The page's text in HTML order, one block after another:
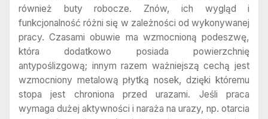
również buty robocze. Znów, ich wygląd i
funkcjonalność różni się w zależności od wykonywanej
pracy. Czasami obuwie ma wzmocnioną podeszwę,
która dodatkowo posiada powierzchnię
antypoślizgową; innym razem ważniejszą cechą jest
wzmocniony metalową płytką nosek, dzięki któremu
stopa jest chroniona przed urazami. Jeśli praca
wymaga dużej aktywności i naraża na urazy, np. otarcia